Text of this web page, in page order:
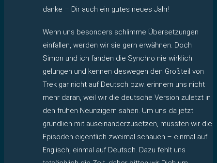
danke – Dir auch ein gutes neues Jahr!
Wenn uns besonders schlimme Übersetzungen
einfallen, werden wir sie gern erwähnen. Doch
Simon und ich fanden die Synchro nie wirklich
gelungen und kennen deswegen den Großteil von
Trek gar nicht auf Deutsch bzw. erinnern uns nicht
mehr daran, weil wir die deutsche Version zuletzt in
den frühen Neunzigern sahen. Um uns da jetzt
gründlich mit auseinanderzusetzen, müssten wir die
Episoden eigentlich zweimal schauen – einmal auf
Englisch, einmal auf Deutsch. Dazu fehlt uns